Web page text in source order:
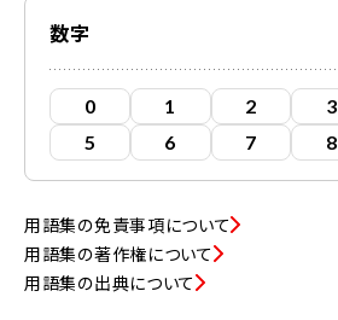
数字
0 1 2 3
5
6 7 8
用語集の免責事項について
用語集の著作権について
用語集の出典について